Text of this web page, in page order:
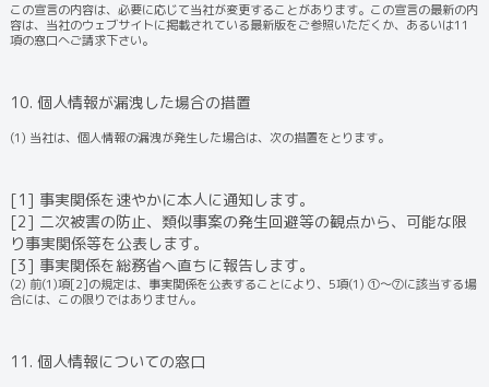
この宣言の内容は、必要に応じて当社が変更することがあります。この宣言の最新の内
容は、当社のウェブサイトに掲載されている最新版をご参照いただくか、あるいは11
項の窓口へご請求下さい。
10. 個人情報が漏洩した場合の措置
(1) 当社は、個人情報の漏洩が発生した場合は、次の措置をとります。
[1] 事実関係を速やかに本人に通知します。
[2] 二次被害の防止、類似事案の発生回避等の観点から、可能な限
り事実関係等を公表します。
[3] 事実関係を総務省へ直ちに報告します。
(2) 前(1)項[2]の規定は、事実関係を公表することにより、5項(1) ①～⑦に該当する場
合には、この限りではありません。
11. 個人情報についての窓口